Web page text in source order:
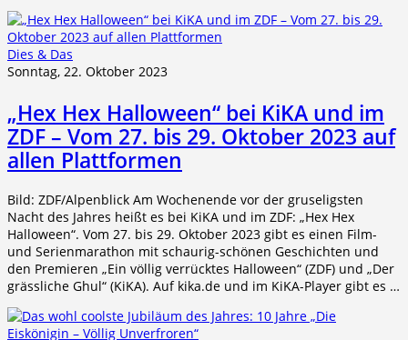
Dies & Das
Sonntag, 22. Oktober 2023
„Hex Hex Halloween“ bei KiKA und im
ZDF – Vom 27. bis 29. Oktober 2023 auf
allen Plattformen
Bild: ZDF/Alpenblick Am Wochenende vor der gruseligsten
Nacht des Jahres heißt es bei KiKA und im ZDF: „Hex Hex
Halloween“. Vom 27. bis 29. Oktober 2023 gibt es einen Film-
und Serienmarathon mit schaurig-schönen Geschichten und
den Premieren „Ein völlig verrücktes Halloween“ (ZDF) und „Der
grässliche Ghul“ (KiKA). Auf kika.de und im KiKA-Player gibt es …